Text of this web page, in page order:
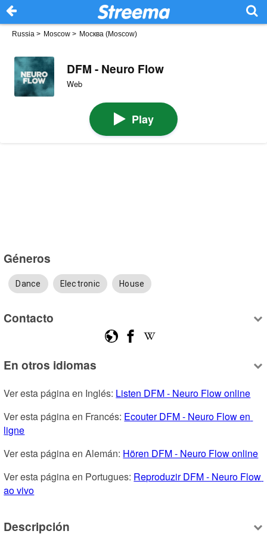
Russia > Moscow > Москва (Moscow)
DFM - Neuro Flow
Web
Play
Géneros
Dance Electronic House
Contacto
En otros idiomas
Ver esta página en Inglés: Listen DFM - Neuro Flow online
Ver esta página en Francés: Ecouter DFM - Neuro Flow en
ligne
Ver esta página en Alemán: Hören DFM - Neuro Flow online
Ver esta página en Portugues: Reproduzir DFM - Neuro Flow
ao vivo
Descripción